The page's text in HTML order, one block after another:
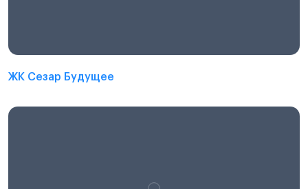
ЖК Сезар Будущее